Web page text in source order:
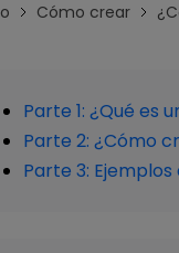
Cómo crear
Parte 1: ¿Qué es
Parte 2: ¿Cómo
Parte 3: